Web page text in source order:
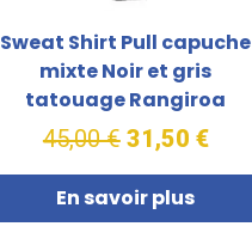
Sweat Shirt Pull capuche
mixte Noir et gris
tatouage Rangiroa
45,00 € 31,50 €
En savoir plus